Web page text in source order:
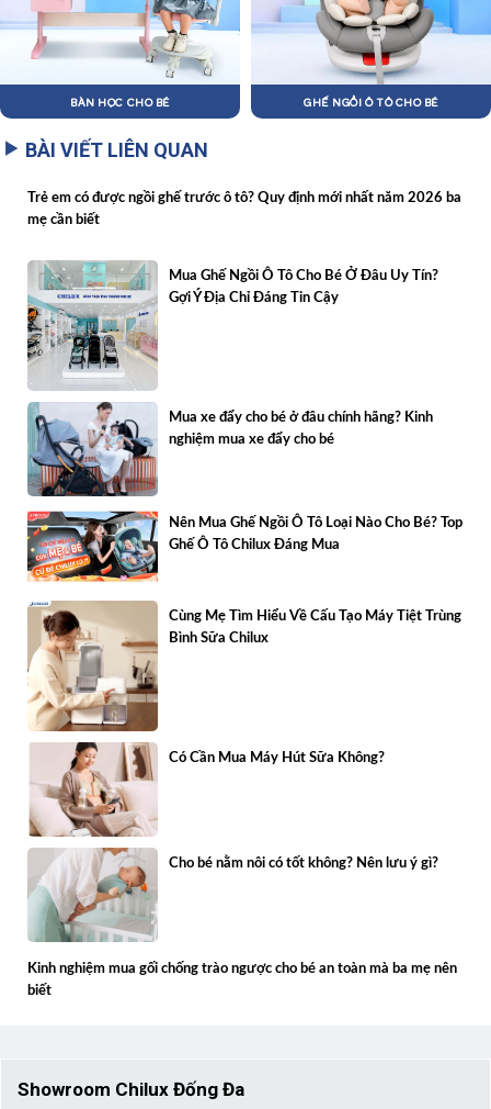
BÀN HỌC CHO BÉ GHẾ NGỒI Ô TÔ CHO BÉ
BÀI VIẾT LIÊN QUAN
Trẻ em có được ngồi ghế trước ô tô? Quy định mới nhất năm 2026 ba
mẹ cần biết
Mua Ghế Ngồi Ô Tô Cho Bé Ở Đâu Uy Tín?
Gợi Ý Địa Chỉ Đáng Tin Cậy
Mua xe đẩy cho bé ở đâu chính hãng? Kinh
nghiệm mua xe đẩy cho bé
Nên Mua Ghế Ngồi Ô Tô Loại Nào Cho Bé? Top
Ghế Ô Tô Chilux Đáng Mua
Cùng Mẹ Tìm Hiểu Về Cấu Tạo Máy Tiệt Trùng
Bình Sữa Chilux
Có Cần Mua Máy Hút Sữa Không?
Cho bé nằm nôi có tốt không? Nên lưu ý gì?
Kinh nghiệm mua gối chống trào ngược cho bé an toàn mà ba mẹ nên
biết
Showroom Chilux Đống Đa